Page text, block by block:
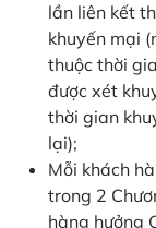
lần liên kết
khuyến mại
thuộc thời
được xét
thời gian
lại);
Mỗi khách
trong 2
hàng hưởng